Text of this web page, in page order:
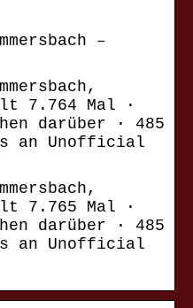
–
7.764 Mal ·
darüber · 485
an Unofficial
7.765 Mal ·
darüber · 485
an Unofficial